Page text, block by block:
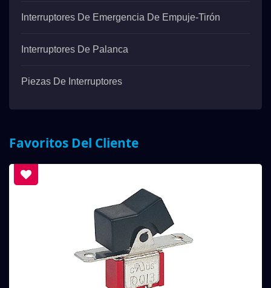
Interruptores De Emergencia De Empuje-Tirón
Interruptores De Palanca
Piezas De Interruptores
Favoritos Del Cliente